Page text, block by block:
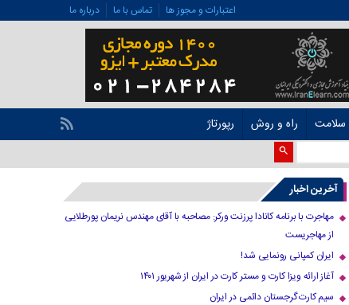
اعتبارات و مجوز ها تماس با ما درباره ما
سلامت راه و روش رپورتاژ
آخرین اخبار
مهاجرت با برنامه کانادا پرزنت ورکر: مصاحبه با آقای مهندس نریمان پورطلایی
از مهاجریست
ایران کمپانی رونمایی شد!
آغاز ارائه ویزا کارت و مستر کارت در ایران از شهریور ۱۴۰۱
سیم کارت گرجستان دائمی در ایران